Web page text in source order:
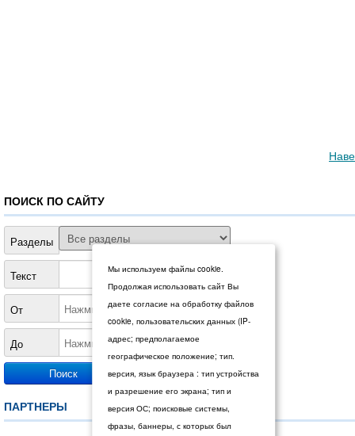
ПОИСК ПО САЙТУ
Разделы
Текст
От
До
ПАРТНЕРЫ
Мы используем файлы cookie.
Продолжая использовать сайт Вы
даете согласие на обработку файлов
cookie, пользовательских данных (IP-
адрес; предполагаемое
географическое положение; тип.
версия, язык браузера : тип устройства
и разрешение его экрана; тип и
версия ОС; поисковые системы,
фразы, баннеры, с которых был